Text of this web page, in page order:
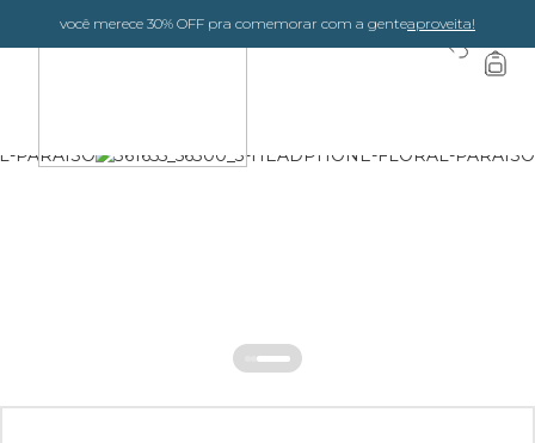
você merece 30% OFF pra comemorar com a genteaproveita!